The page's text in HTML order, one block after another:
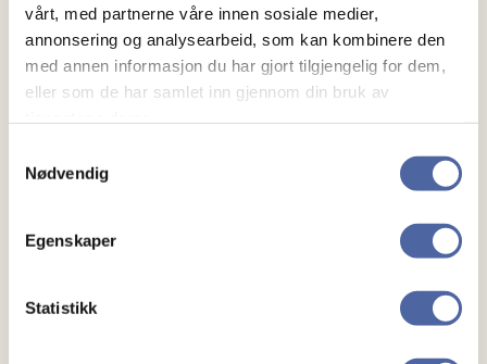
vårt, med partnerne våre innen sosiale medier,
annonsering og analysearbeid, som kan kombinere den
med annen informasjon du har gjort tilgjengelig for dem,
eller som de har samlet inn gjennom din bruk av
Nødvendig
Egenskaper
Statistikk
Om MS
Ny med MS
Mennesker
Lokalforeninger